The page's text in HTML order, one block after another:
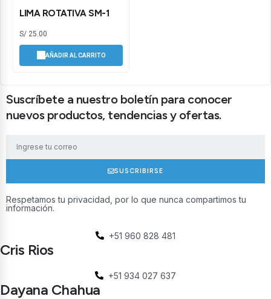
LIMA ROTATIVA SM-1
S/ 25.00
AÑADIR AL CARRITO
Suscríbete a nuestro boletín para conocer
nuevos productos, tendencias y ofertas.
SUSCRIBIRSE
Respetamos tu privacidad, por lo que nunca compartimos tu
información.
+51 960 828 481
Cris Rios
+51 934 027 637
Dayana Chahua